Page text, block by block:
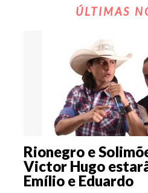
ÚLTIMAS
Rionegro e
Victor Hugo
Emílio e Eduardo